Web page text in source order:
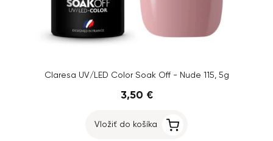
Claresa UV/LED Color Soak Off - Nude 115, 5g
3,50 €
Vložiť do košíka